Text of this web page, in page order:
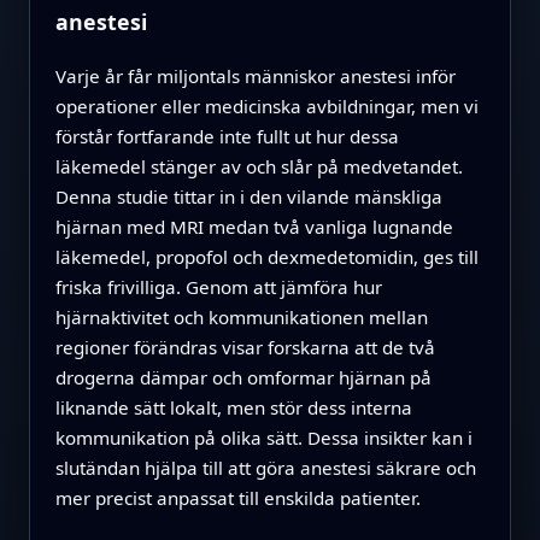
anestesi
Varje år får miljontals människor anestesi inför
operationer eller medicinska avbildningar, men vi
förstår fortfarande inte fullt ut hur dessa
läkemedel stänger av och slår på medvetandet.
Denna studie tittar in i den vilande mänskliga
hjärnan med MRI medan två vanliga lugnande
läkemedel, propofol och dexmedetomidin, ges till
friska frivilliga. Genom att jämföra hur
hjärnaktivitet och kommunikationen mellan
regioner förändras visar forskarna att de två
drogerna dämpar och omformar hjärnan på
liknande sätt lokalt, men stör dess interna
kommunikation på olika sätt. Dessa insikter kan i
slutändan hjälpa till att göra anestesi säkrare och
mer precist anpassat till enskilda patienter.